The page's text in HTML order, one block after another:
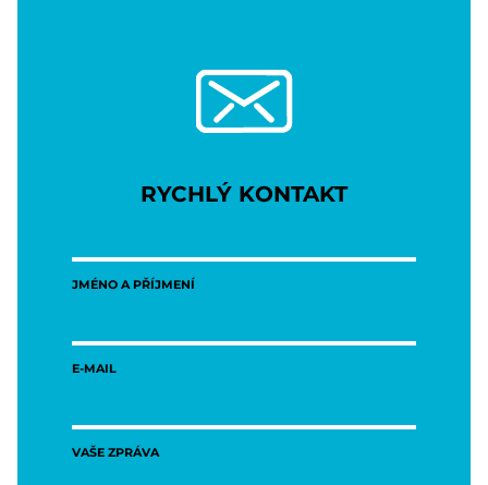
RYCHLÝ KONTAKT
JMÉNO A PŘÍJMENÍ
E-MAIL
VAŠE ZPRÁVA